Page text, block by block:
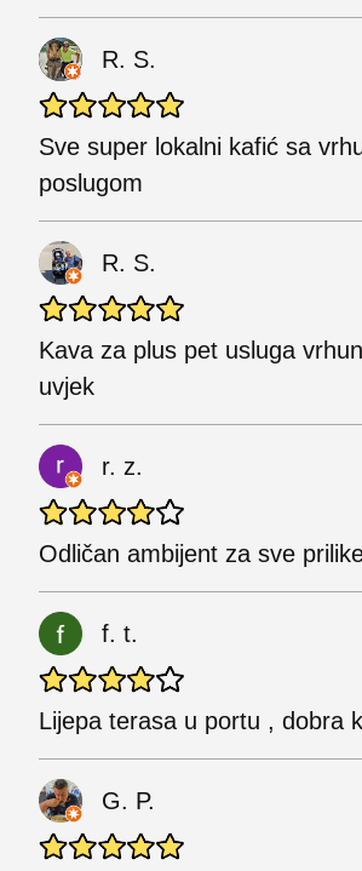
R. S.
Sve super lokalni kafić sa
poslugom
R. S.
Kava za plus pet usluga
uvjek
r. z.
Odličan ambijent za sve
f. t.
Lijepa terasa u portu , dobra
G. P.